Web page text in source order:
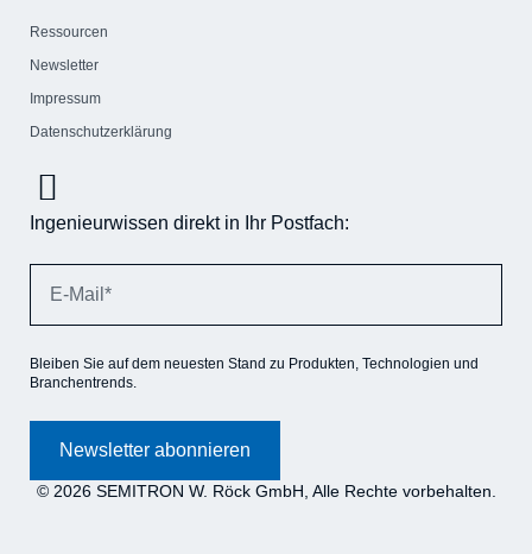
Ressourcen
Newsletter
Impressum
Datenschutzerklärung
Ingenieurwissen direkt in Ihr Postfach:
Bleiben Sie auf dem neuesten Stand zu Produkten, Technologien und
Branchentrends.
Newsletter abonnieren
© 2026 SEMITRON W. Röck GmbH, Alle Rechte vorbehalten.